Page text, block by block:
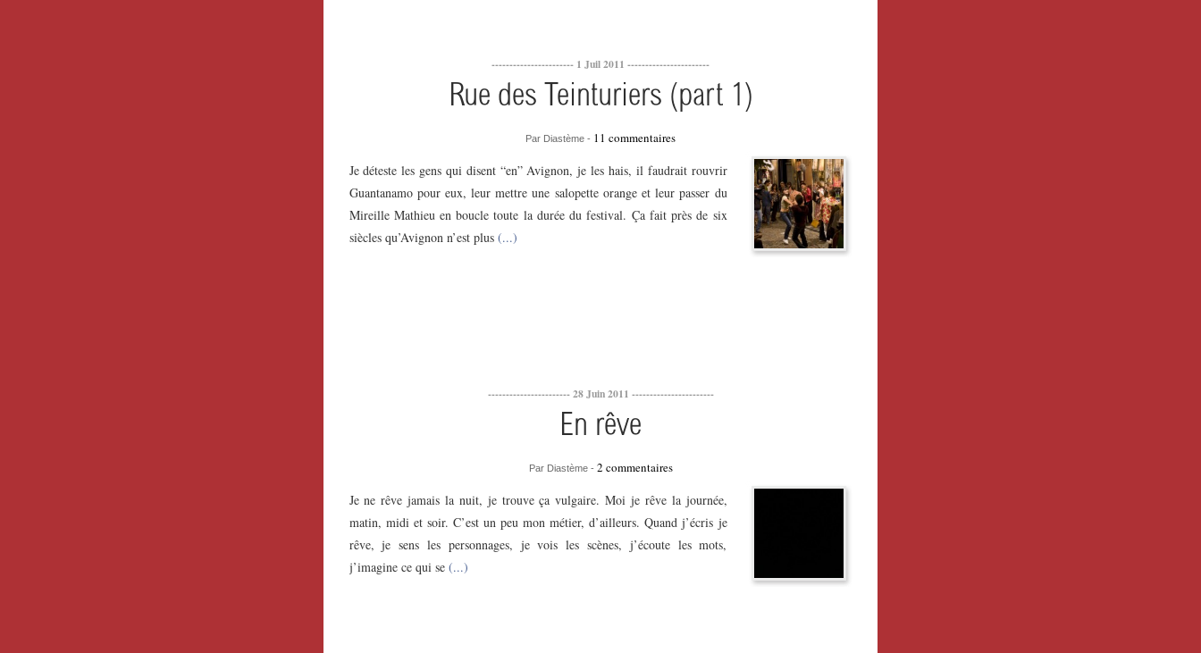
----------------------- 1 Juil 2011 -----------------------
Rue des Teinturiers (part 1)
Par Diastème - 11 commentaires
Je déteste les gens qui disent “en” Avignon, je les hais, il faudrait rouvrir
Guantanamo pour eux, leur mettre une salopette orange et leur passer du
Mireille Mathieu en boucle toute la durée du festival. Ça fait près de six
siècles qu’Avignon n’est plus (...)
----------------------- 28 Juin 2011 -----------------------
En rêve
Par Diastème - 2 commentaires
Je ne rêve jamais la nuit, je trouve ça vulgaire. Moi je rêve la journée,
matin, midi et soir. C’est un peu mon métier, d’ailleurs. Quand j’écris je
rêve, je sens les personnages, je vois les scènes, j’écoute les mots,
j’imagine ce qui se (...)